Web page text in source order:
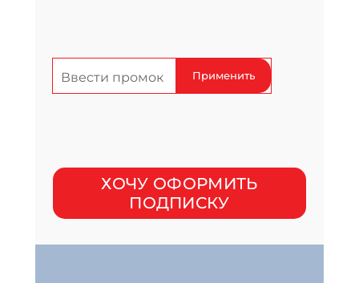
Применить
ХОЧУ ОФОРМИТЬ
ПОДПИСКУ